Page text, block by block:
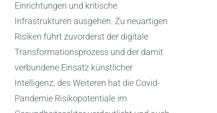
Einrichtungen und kritische
Infrastrukturen ausgehen. Zu neuartigen
Risiken führt zuvorderst der digitale
Transformationsprozess und der damit
verbundene Einsatz künstlicher
Intelligenz; des Weiteren hat die Covid-
Pandemie Risikopotentiale im